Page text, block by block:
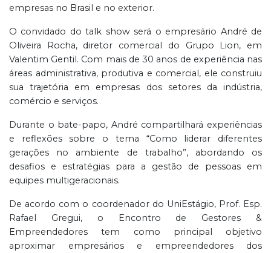
empresas no Brasil e no exterior.
O convidado do talk show será o empresário André de
Oliveira Rocha, diretor comercial do Grupo Lion, em
Valentim Gentil. Com mais de 30 anos de experiência nas
áreas administrativa, produtiva e comercial, ele construiu
sua trajetória em empresas dos setores da indústria,
comércio e serviços.
Durante o bate-papo, André compartilhará experiências
e reflexões sobre o tema “Como liderar diferentes
gerações no ambiente de trabalho”, abordando os
desafios e estratégias para a gestão de pessoas em
equipes multigeracionais.
De acordo com o coordenador do UniEstágio, Prof. Esp.
Rafael Gregui, o Encontro de Gestores &
Empreendedores tem como principal objetivo
aproximar empresários e empreendedores dos